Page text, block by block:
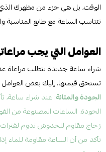
الوقت، بل هي جزء من مظهرك
تتناسب الساعة مع طابع المناسبة
العوامل التي يجب
شراء ساعة جديدة يتطلب مراعاة
تستحق قيمتها. إليك بعض العوامل
الجودة والمتانة: عند شراء ساعة،
الجودة. الساعات المصنوعة من
زجاج مقاوم للخدوش تدوم
تأكد من أن الساعة مقاومة للماء